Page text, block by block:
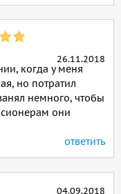
26.11.2018
когда у меня
но потратил
немного, чтобы
они
ответить
04.09.2018